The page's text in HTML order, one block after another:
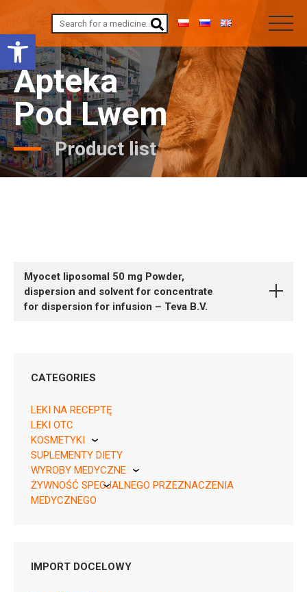
Open toolbar
Apteka
Pod Lwem
Product list
Myocet liposomal 50 mg Powder,
dispersion and solvent for concentrate
for dispersion for infusion – Teva B.V.
Rpz, EU/1/00/141/002 2 sets of 3 vials,
05909990213559, Rpz
CATEGORIES
LEKI NA RECEPTĘ
LEKI OTC
KOSMETYKI
Pierre Fabre
SUPLEMENTY DIETY
WYROBY MEDYCZNE
KikGel
ŻYWNOŚĆ SPECJALNEGO PRZEZNACZENIA
MEDYCZNEGO
IMPORT DOCELOWY